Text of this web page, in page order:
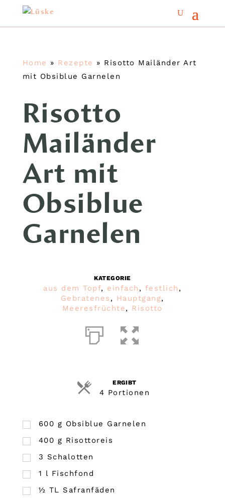
Home » Rezepte » Risotto Mailänder Art
mit Obsiblue Garnelen
Risotto
Mailänder
Art mit
Obsiblue
Garnelen
KATEGORIE
aus dem Topf, einfach , festlich ,
Gebratenes , Hauptgang,
Meeresfrüchte, Risotto
ERGIBT
4 Portionen
600 g Obsiblue Garnelen
400 g Risottoreis
3 Schalotten
1 l Fischfond
½ TL Safranfäden